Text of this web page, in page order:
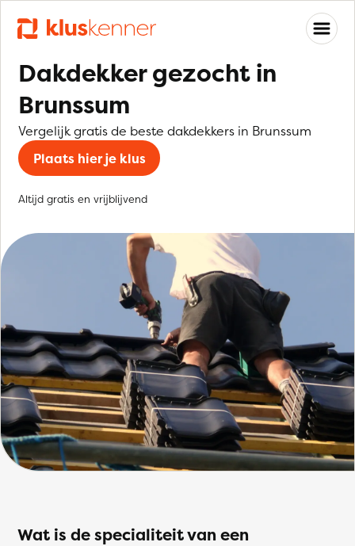
Dakdekker gezocht in
Brunssum
Vergelijk gratis de beste dakdekkers in Brunssum
Plaats hier je klus
Altijd gratis en vrijblijvend
Wat is de specialiteit van een